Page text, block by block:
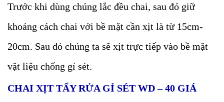
Trước khi dùng chúng lắc đều chai, sau đó giữ
khoảng cách chai với bề mặt cần xịt là từ 15cm-
20cm. Sau đó chúng ta sẽ xịt trực tiếp vào bề mặt
vật liệu chống gỉ sét.
CHAI XỊT TẨY RỬA GỈ SÉT WD – 40 GIÁ